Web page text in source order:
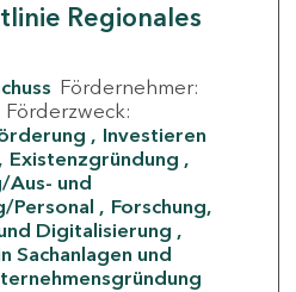
Regionales
Fördernehmer:
Förderzweck:
Investieren
Existenzgründung
Aus- und
Personal
Forschung,
Digitalisierung
Sachanlagen und